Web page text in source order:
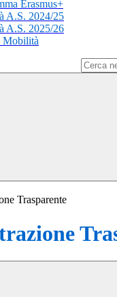
Erasmus+
A.S. 2024/25
A.S. 2025/26
Trasparente